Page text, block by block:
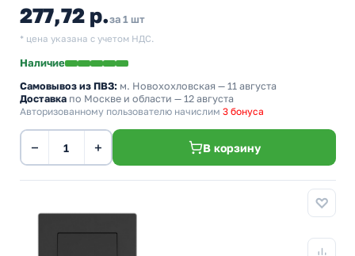
277,72 р.за 1 шт
* цена указана с учетом НДС.
Наличие
Самовывоз из ПВЗ: м. Новохохловская — 11 августа
Доставка по Москве и области — 12 августа
Авторизованному пользователю начислим 3 бонуса
− + В корзину